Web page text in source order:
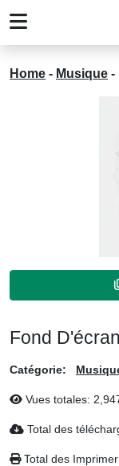
Home - Musique -
Fond
Catégorie:
Vues totales:
Total des
Total des